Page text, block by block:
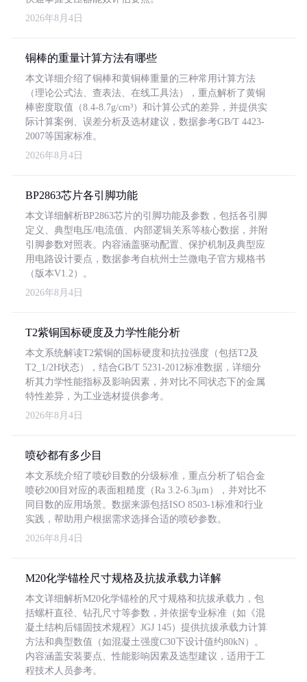
2026年8月4日
铜棒的重量计算方法有哪些
本文详细介绍了铜棒和黄铜棒重量的三种常用计算方法
（理论公式法、查表法、在线工具法），重点解析了黄铜
棒密度取值（8.4-8.7g/cm³）和计算公式的差异，并提供实
际计算案例、误差分析及选材建议，数据参考GB/T 4423-
2007等国家标准。
2026年8月4日
BP2863芯片各引脚功能
本文详细解析BP2863芯片的引脚功能及参数，包括各引脚
定义、典型电压/电流值、内部逻辑关系等核心数据，并附
引脚参数对照表。内容涵盖驱动配置、保护机制及典型应
用电路设计要点，数据参考自杭州士兰微电子官方规格书
（版本V1.2）。
2026年8月4日
T2紫铜国标硬度及力学性能分析
本文系统解读T2紫铜的国标硬度和抗拉强度（包括T2及
T2_1/2H状态），结合GB/T 5231-2012标准数据，详细分
析其力学性能指标及影响因素，并对比不同状态下的金属
特性差异，为工业选材提供参考。
2026年8月4日
喷砂都有多少目
本文系统介绍了喷砂目数的分级标准，重点分析了铝合金
喷砂200目对应的表面粗糙度（Ra 3.2-6.3μm），并对比不
同目数的应用场景。数据来源包括ISO 8503-1标准和行业
实践，帮助用户根据需求选择合适的喷砂参数。
2026年8月4日
M20化学锚栓尺寸规格及抗拔承载力详解
本文详细解析M20化学锚栓的尺寸规格和抗拔承载力，包
括螺杆直径、钻孔尺寸等参数，并依据专业标准（如《混
凝土结构后锚固技术规程》JGJ 145）提供抗拔承载力计算
方法和典型数值（如混凝土强度C30下设计值约80kN）。
内容涵盖安装要点、性能影响因素及选型建议，适用于工
程技术人员参考。